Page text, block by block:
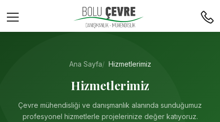
Ana Sayfa Hizmetlerimiz
Hizmetlerimiz
Çevre mühendisliği ve danışmanlık alanında sunduğumuz
profesyonel hizmetlerle projelerinize değer katıyoruz.